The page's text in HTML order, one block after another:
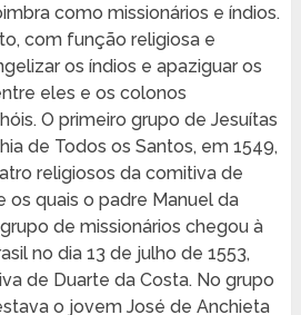
como missionários e índios.
com função religiosa e
os índios e apaziguar os
eles e os colonos
O primeiro grupo de Jesuítas
de Todos os Santos, em 1549,
religiosos da comitiva de
os quais o padre Manuel da
de missionários chegou à
no dia 13 de julho de 1553,
de Duarte da Costa. No grupo
o jovem José de Anchieta